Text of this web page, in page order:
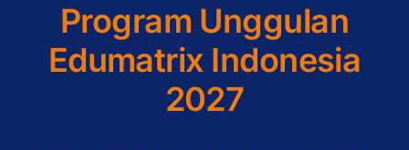
Program Unggulan
Edumatrix Indonesia
2027